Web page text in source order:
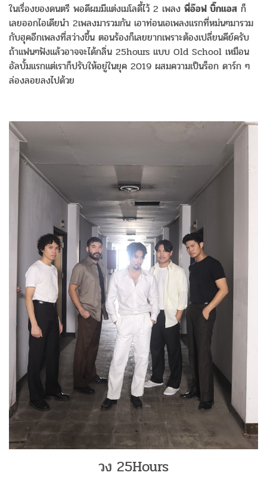
ในเรื่องของดนตรี พอดีผมมีแต่งเมโลดี้ไว้ 2 เพลง พี่อ๊อฟ บิ๊กแอส ก็
เลยออกไอเดียนำ 2เพลงมารวมกัน เอาท่อนเอเพลงแรกที่หม่นๆมารวม
กับฮุคอีกเพลงที่สว่างขึ้น ตอนร้องก็เลยยากเพราะต้องเปลี่ยนคีย์ครับ
ถ้าแฟนๆฟังแล้วอาจจะได้กลิ่น 25hours แบบ Old School เหมือน
อัลบั้มแรกแต่เราก็ปรับให้อยู่ในยุค 2019 ผสมความเป็นร็อก ดาร์ก ๆ
ล่องลอยลงไปด้วย
วง 25Hours